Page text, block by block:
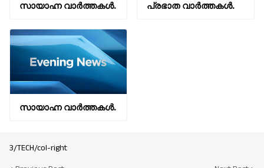
സായാഹ്ന വാര്‍ത്തകള്‍. പ്രഭാത വാർത്തകൾ.
സായാഹ്ന വാര്‍ത്തകള്‍.
3/TECH/col-right